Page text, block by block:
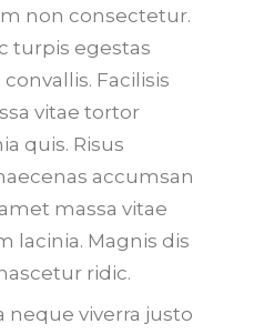
non consectetur.
turpis egestas
Facilisis
vitae tortor
quis. Risus
accumsan
massa vitae
lacinia. Magnis dis
ridic.
neque viverra justo